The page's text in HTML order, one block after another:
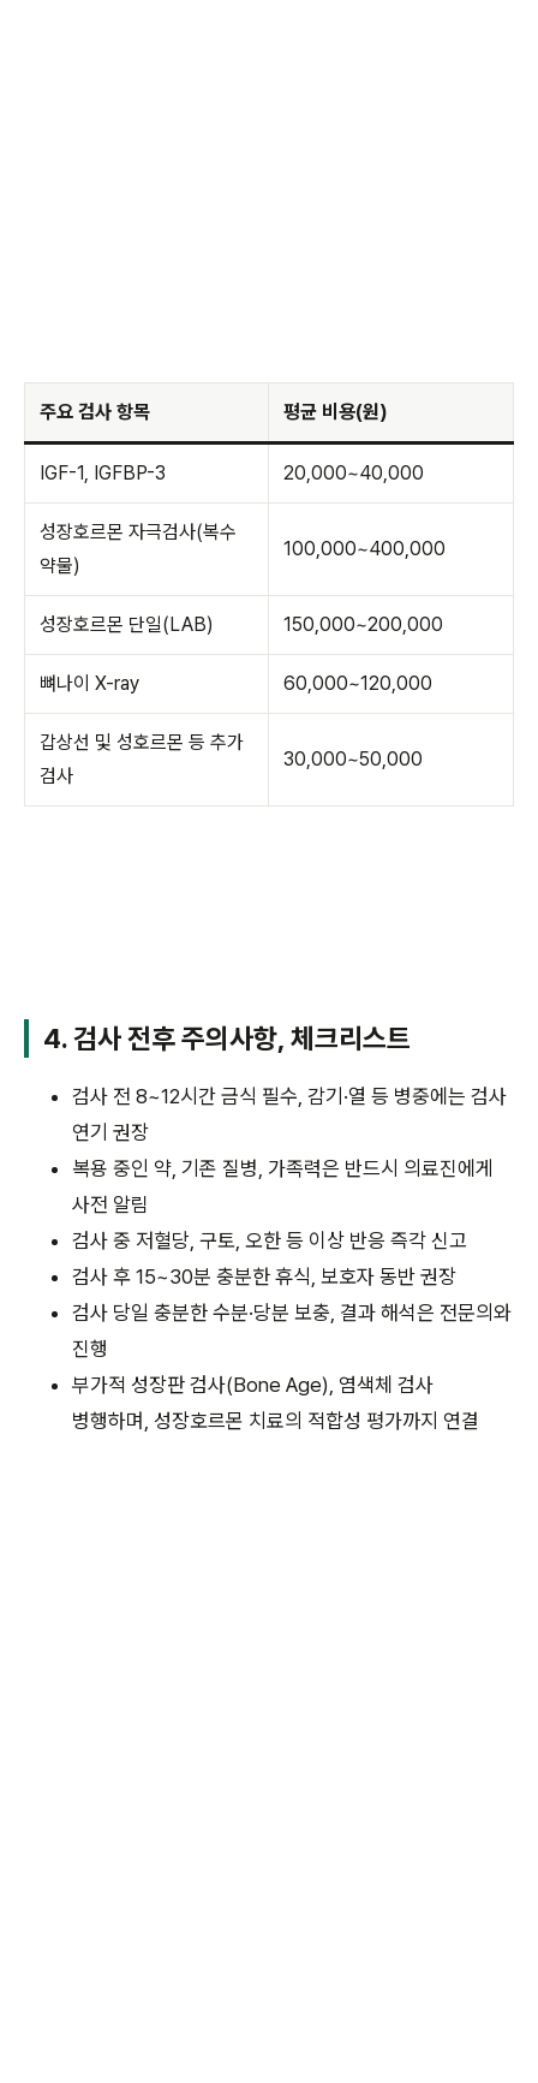
주요 검사 항목 평균 비용(원)
IGF-1, IGFBP-3 20,000~40,000
성장호르몬 자극검사(복수
약물)
100,000~400,000
성장호르몬 단일(LAB) 150,000~200,000
뼈나이 X-ray 60,000~120,000
갑상선 및 성호르몬 등 추가
검사
30,000~50,000
4. 검사 전후 주의사항, 체크리스트
검사 전 8~12시간 금식 필수, 감기·열 등 병중에는 검사
연기 권장
복용 중인 약, 기존 질병, 가족력은 반드시 의료진에게
사전 알림
검사 중 저혈당, 구토, 오한 등 이상 반응 즉각 신고
검사 후 15~30분 충분한 휴식, 보호자 동반 권장
검사 당일 충분한 수분·당분 보충, 결과 해석은 전문의와
진행
부가적 성장판 검사(Bone Age), 염색체 검사
병행하며, 성장호르몬 치료의 적합성 평가까지 연결